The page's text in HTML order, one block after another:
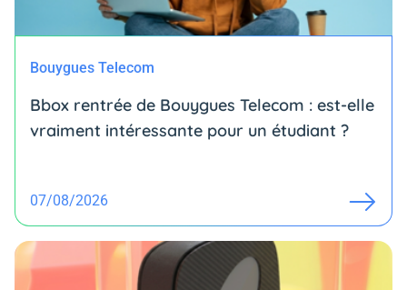
Bouygues Telecom
Bbox rentrée de Bouygues Telecom : est-elle
vraiment intéressante pour un étudiant ?
07/08/2026